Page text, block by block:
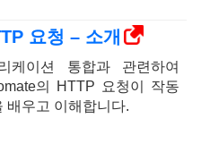
요청 – 소개
케이션 통합과 관련하여
의 HTTP 요청이 작동
배우고 이해합니다.